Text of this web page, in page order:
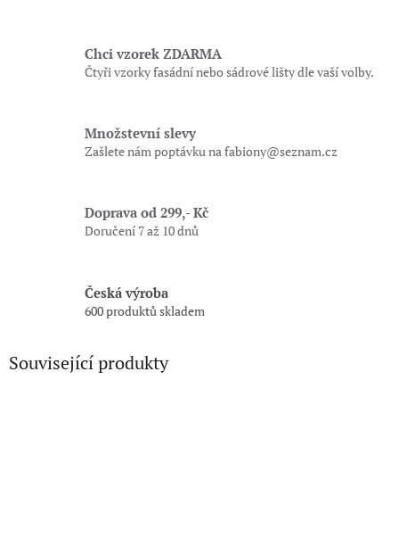
Chci vzorek ZDARMA
Čtyři vzorky fasádní nebo sádrové lišty dle vaší volby.
Množstevní slevy
Zašlete nám poptávku na fabiony@seznam.cz
Doprava od 299,- Kč
Doručení 7 až 10 dnů
Česká výroba
600 produktů skladem
Související produkty